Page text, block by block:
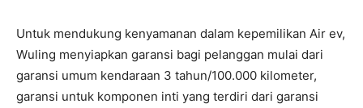
Untuk mendukung kenyamanan dalam kepemilikan Air ev,
Wuling menyiapkan garansi bagi pelanggan mulai dari
garansi umum kendaraan 3 tahun/100.000 kilometer,
garansi untuk komponen inti yang terdiri dari garansi